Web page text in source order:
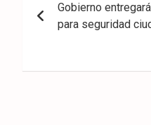
de
Gobierno
para seguridad